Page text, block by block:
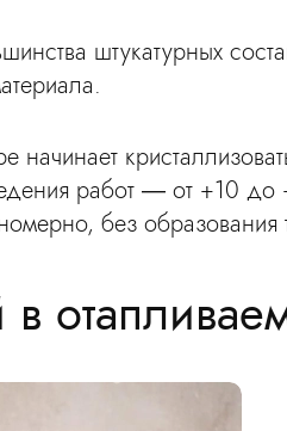
штукатурных
работ — от +10 до
без
в